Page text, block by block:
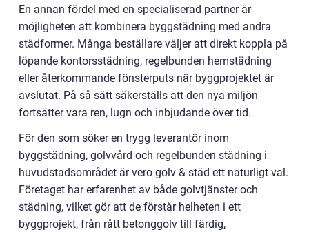
En annan fördel med en specialiserad partner är
möjligheten att kombinera byggstädning med andra
städformer. Många beställare väljer att direkt koppla på
löpande kontorsstädning, regelbunden hemstädning
eller återkommande fönsterputs när byggprojektet är
avslutat. På så sätt säkerställs att den nya miljön
fortsätter vara ren, lugn och inbjudande över tid.
För den som söker en trygg leverantör inom
byggstädning, golvvård och regelbunden städning i
huvudstadsområdet är vero golv & städ ett naturligt val.
Företaget har erfarenhet av både golvtjänster och
städning, vilket gör att de förstår helheten i ett
byggprojekt, från rått betonggolv till färdig,